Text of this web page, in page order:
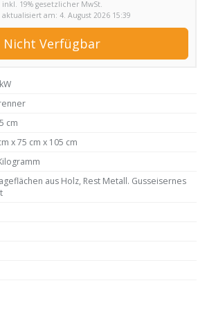
inkl. 19% gesetzlicher MwSt.
am: 4. August 2026 15:39
Nicht Verfügbar
cm
x 75 cm x 105 cm
aus Holz, Rest Metall. Gusseisernes